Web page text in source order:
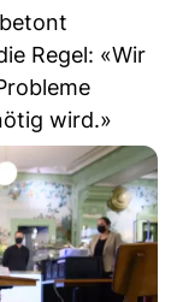
Regel: «Wir
wird.»